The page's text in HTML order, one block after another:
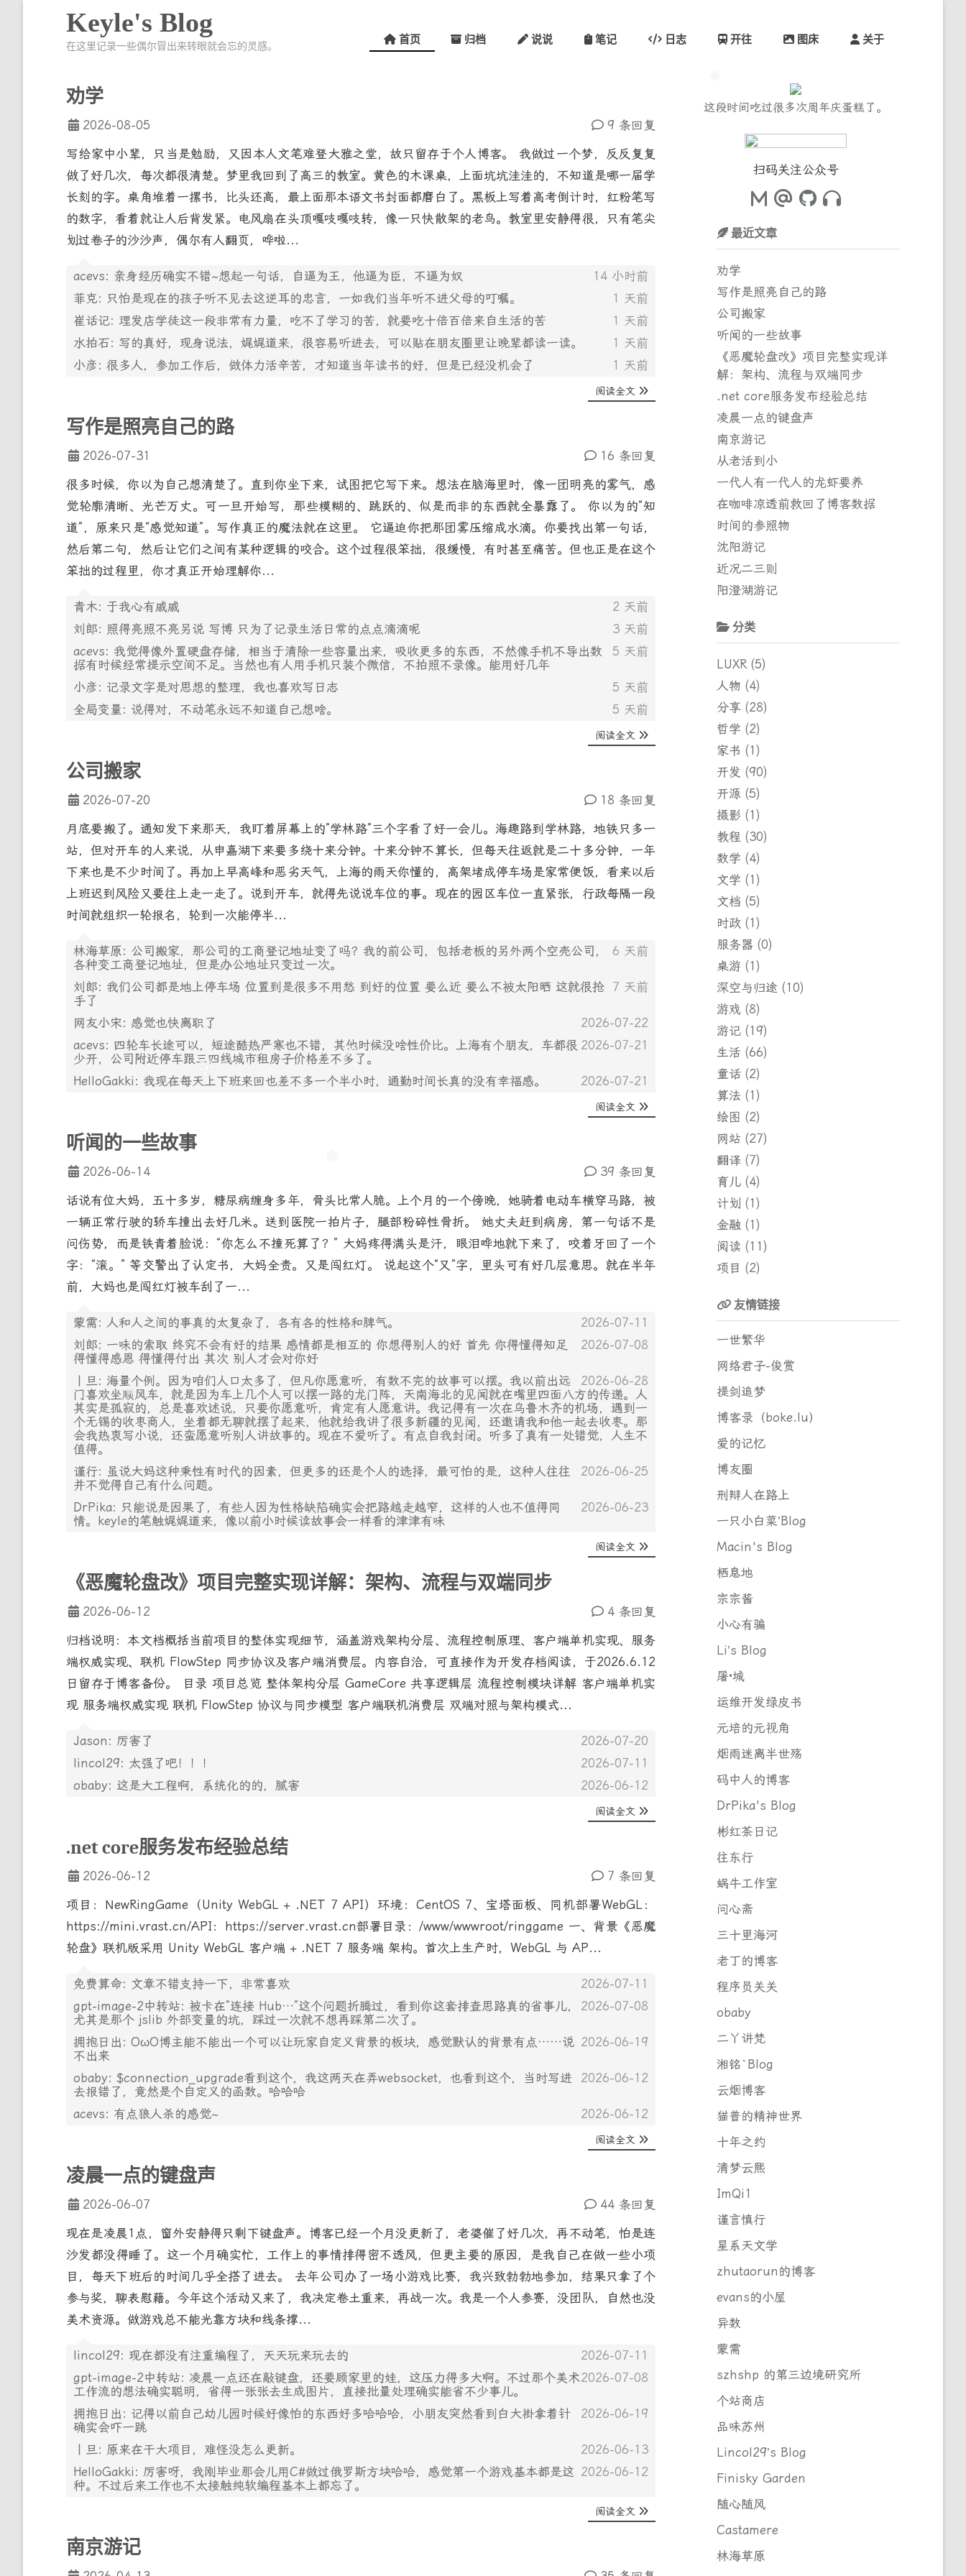
Keyle's Blog
在这里记录一些偶尔冒出来转眼就会忘的灵感。 首页 归档 说说 笔记 日志 开往 图床 关于
劝学
2026-08-05
9 条回复
写给家中小辈，只当是勉励，又因本人文笔难登大雅之堂，故只留存于个人博客。 我做过一个梦，反反复复
做了好几次，每次都很清楚。梦里我回到了高三的教室。黄色的木课桌，上面坑坑洼洼的，不知道是哪一届学
长刻的字。桌角堆着一摞书，比头还高，最上面那本语文书封面都磨白了。黑板上写着高考倒计时，红粉笔写
的数字，看着就让人后背发紧。电风扇在头顶嘎吱嘎吱转，像一只快散架的老鸟。教室里安静得很，只有笔尖
划过卷子的沙沙声，偶尔有人翻页，哗啦...
14 小时前
acevs: 亲身经历确实不错~想起一句话，自逼为王，他逼为臣，不逼为奴
1 天前
菲克: 只怕是现在的孩子听不见去这逆耳的忠言，一如我们当年听不进父母的叮嘱。
1 天前
崔话记: 理发店学徒这一段非常有力量，吃不了学习的苦，就要吃十倍百倍来自生活的苦
1 天前
水拍石: 写的真好，现身说法，娓娓道来，很容易听进去，可以贴在朋友圈里让晚辈都读一读。
1 天前
小彦: 很多人，参加工作后，做体力活辛苦，才知道当年读书的好，但是已经没机会了
阅读全文
写作是照亮自己的路
2026-07-31
16 条回复
很多时候，你以为自己想清楚了。直到你坐下来，试图把它写下来。想法在脑海里时，像一团明亮的雾气，感
觉轮廓清晰、光芒万丈。可一旦开始写，那些模糊的、跳跃的、似是而非的东西就全暴露了。 你以为的“知
道”，原来只是“感觉知道”。写作真正的魔法就在这里。 它逼迫你把那团雾压缩成水滴。你要找出第一句话，
然后第二句，然后让它们之间有某种逻辑的咬合。这个过程很笨拙，很缓慢，有时甚至痛苦。但也正是在这个
笨拙的过程里，你才真正开始理解你...
2 天前
青木: 于我心有戚戚
3 天前
刘郎: 照得亮照不亮另说 写博 只为了记录生活日常的点点滴滴呢
5 天前
acevs: 我觉得像外置硬盘存储，相当于清除一些容量出来，吸收更多的东西，不然像手机不导出数
据有时候经常提示空间不足。当然也有人用手机只装个微信，不拍照不录像。能用好几年
5 天前
小彦: 记录文字是对思想的整理，我也喜欢写日志
5 天前
全局变量: 说得对，不动笔永远不知道自己想啥。
阅读全文
公司搬家
2026-07-20
18 条回复
月底要搬了。通知发下来那天，我盯着屏幕上的”学林路”三个字看了好一会儿。海趣路到学林路，地铁只多一
站，但对开车的人来说，从申嘉湖下来要多绕十来分钟。十来分钟不算长，但每天往返就是二十多分钟，一年
下来也是不少时间了。再加上早高峰和恶劣天气，上海的雨天你懂的，高架堵成停车场是家常便饭，看来以后
上班迟到风险又要往上走一走了。说到开车，就得先说说车位的事。现在的园区车位一直紧张，行政每隔一段
时间就组织一轮报名，轮到一次能停半...
6 天前
林海草原: 公司搬家，那公司的工商登记地址变了吗？我的前公司，包括老板的另外两个空壳公司，
各种变工商登记地址，但是办公地址只变过一次。
7 天前
刘郎: 我们公司都是地上停车场 位置到是很多不用愁 到好的位置 要么近 要么不被太阳晒 这就很抢
手了
2026-07-22
网友小宋: 感觉也快离职了
2026-07-21
acevs: 四轮车长途可以，短途酷热严寒也不错，其他时候没啥性价比。上海有个朋友，车都很
少开，公司附近停车跟三四线城市租房子价格差不多了。
2026-07-21
HelloGakki: 我现在每天上下班来回也差不多一个半小时，通勤时间长真的没有幸福感。
阅读全文
听闻的一些故事
2026-06-14
39 条回复
话说有位大妈，五十多岁，糖尿病缠身多年，骨头比常人脆。上个月的一个傍晚，她骑着电动车横穿马路，被
一辆正常行驶的轿车撞出去好几米。送到医院一拍片子，腿部粉碎性骨折。 她丈夫赶到病房，第一句话不是
问伤势，而是铁青着脸说：“你怎么不撞死算了？” 大妈疼得满头是汗，眼泪哗地就下来了，咬着牙回了一个
字：“滚。” 等交警出了认定书，大妈全责。又是闯红灯。 说起这个“又”字，里头可有好几层意思。就在半年
前，大妈也是闯红灯被车刮了一...
2026-07-11
蒙需: 人和人之间的事真的太复杂了，各有各的性格和脾气。
2026-07-08
刘郎: 一味的索取 终究不会有好的结果 感情都是相互的 你想得别人的好 首先 你得懂得知足
得懂得感恩 得懂得付出 其次 别人才会对你好
2026-06-28
丨旦: 海量个例。因为咱们人口太多了，但凡你愿意听，有数不完的故事可以摆。我以前出远
门喜欢坐顺风车，就是因为车上几个人可以摆一路的龙门阵，天南海北的见闻就在嘴里四面八方的传递。人
其实是孤寂的，总是喜欢述说，只要你愿意听，肯定有人愿意讲。我记得有一次在乌鲁木齐的机场，遇到一
个无锡的收枣商人，坐着都无聊就摆了起来，他就给我讲了很多新疆的见闻，还邀请我和他一起去收枣。那
会我热衷写小说，还蛮愿意听别人讲故事的。现在不爱听了。有点自我封闭。听多了真有一处错觉，人生不
值得。
2026-06-25
谨行: 虽说大妈这种秉性有时代的因素，但更多的还是个人的选择，最可怕的是，这种人往往
并不觉得自己有什么问题。
2026-06-23
DrPika: 只能说是因果了，有些人因为性格缺陷确实会把路越走越窄，这样的人也不值得同
情。keyle的笔触娓娓道来，像以前小时候读故事会一样看的津津有味
阅读全文
《恶魔轮盘改》项目完整实现详解：架构、流程与双端同步
2026-06-12
4 条回复
归档说明：本文档概括当前项目的整体实现细节，涵盖游戏架构分层、流程控制原理、客户端单机实现、服务
端权威实现、联机 FlowStep 同步协议及客户端消费层。内容自洽，可直接作为开发存档阅读，于2026.6.12
日留存于博客备份。 目录 项目总览 整体架构分层 GameCore 共享逻辑层 流程控制模块详解 客户端单机实
现 服务端权威实现 联机 FlowStep 协议与同步模型 客户端联机消费层 双端对照与架构模式...
2026-07-20
Jason: 厉害了
2026-07-11
lincol29: 太强了吧！！！
2026-06-12
obaby: 这是大工程啊，系统化的的，腻害
阅读全文
.net core服务发布经验总结
2026-06-12
7 条回复
项目：NewRingGame（Unity WebGL + .NET 7 API）环境：CentOS 7、宝塔面板、同机部署WebGL：
https://mini.vrast.cn/API：https://server.vrast.cn部署目录：/www/wwwroot/ringgame 一、背景《恶魔
轮盘》联机版采用 Unity WebGL 客户端 + .NET 7 服务端 架构。首次上生产时，WebGL 与 AP...
2026-07-11
免费算命: 文章不错支持一下，非常喜欢
2026-07-08
gpt-image-2中转站: 被卡在”连接 Hub…”这个问题折腾过，看到你这套排查思路真的省事儿，
尤其是那个 jslib 外部变量的坑，踩过一次就不想再踩第二次了。
2026-06-19
拥抱日出: OωO博主能不能出一个可以让玩家自定义背景的板块，感觉默认的背景有点……说
不出来
2026-06-12
obaby: $connection_upgrade看到这个，我这两天在弄websocket，也看到这个，当时写进
去报错了，竟然是个自定义的函数。哈哈哈
2026-06-12
acevs: 有点狼人杀的感觉~
阅读全文
凌晨一点的键盘声
2026-06-07
44 条回复
现在是凌晨1点，窗外安静得只剩下键盘声。博客已经一个月没更新了，老婆催了好几次，再不动笔，怕是连
沙发都没得睡了。这一个月确实忙，工作上的事情排得密不透风，但更主要的原因，是我自己在做一些小项
目，每天下班后的时间几乎全搭了进去。 去年公司办了一场小游戏比赛，我兴致勃勃地参加，结果只拿了个
参与奖，聊表慰藉。今年这个活动又来了，我决定卷土重来，再战一次。我是一个人参赛，没团队，自然也没
美术资源。做游戏总不能光靠方块和线条撑...
2026-07-11
lincol29: 现在都没有注重编程了，天天玩来玩去的
2026-07-08
gpt-image-2中转站: 凌晨一点还在敲键盘，还要顾家里的娃，这压力得多大啊。不过那个美术
工作流的想法确实聪明，省得一张张去生成图片，直接批量处理确实能省不少事儿。
2026-06-19
拥抱日出: 记得以前自己幼儿园时候好像怕的东西好多哈哈哈，小朋友突然看到白大褂拿着针
确实会吓一跳
2026-06-13
丨旦: 原来在干大项目，难怪没怎么更新。
2026-06-12
HelloGakki: 厉害呀，我刚毕业那会儿用C#做过俄罗斯方块哈哈，感觉第一个游戏基本都是这
种。不过后来工作也不太接触纯软编程基本上都忘了。
阅读全文
南京游记
这段时间吃过很多次周年庆蛋糕了。
扫码关注公众号
最近文章
劝学
写作是照亮自己的路
公司搬家
听闻的一些故事
《恶魔轮盘改》项目完整实现详
解：架构、流程与双端同步
.net core服务发布经验总结
凌晨一点的键盘声
南京游记
从老活到小
一代人有一代人的龙虾要养
在咖啡凉透前救回了博客数据
时间的参照物
沈阳游记
近况二三则
阳澄湖游记
分类
LUXR 5
人物
4
分享 28
哲学
2
家书
1
开发
90
开源 5
摄影
1
教程
30
数学
4
文学
1
文档 5
时政
1
服务器 0
桌游
1
深空与归途
10
游戏 8
游记
19
生活 66
童话 2
算法
1
绘图
2
网站
27
翻译 7
育儿 4
计划
1
金融
1
阅读
11
项目
2
友情链接
一世繁华
网络君子-俊赏
提剑追梦
博客录（boke.lu）
爱的记忆
博友圈
刑辩人在路上
一只小白菜’Blog
Macin's Blog
栖息地
宗宗酱
小心有骗
Li’s Blog
屠·城
运维开发绿皮书
元培的元视角
烟雨迷离半世殇
码中人的博客
DrPika's Blog
彬红茶日记
往东行
蜗牛工作室
问心斋
三十里海河
老丁的博客
程序员关关
obaby
二丫讲梵
湘铭`Blog
云烟博客
猫普的精神世界
十年之约
清梦云熙
ImQi1
谨言慎行
星系天文学
zhutaorun的博客
evans的小屋
异数
蒙需
szhshp 的第三边境研究所
个站商店
品味苏州
Lincol29’s Blog
Finisky Garden
随心随风
Castamere
林海草原